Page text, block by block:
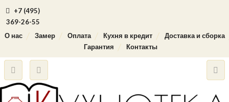
+7 (495)
369-26-55
О нас
Замер Оплата Кухня в кредит
Доставка и сборка
Гарантия
Контакты